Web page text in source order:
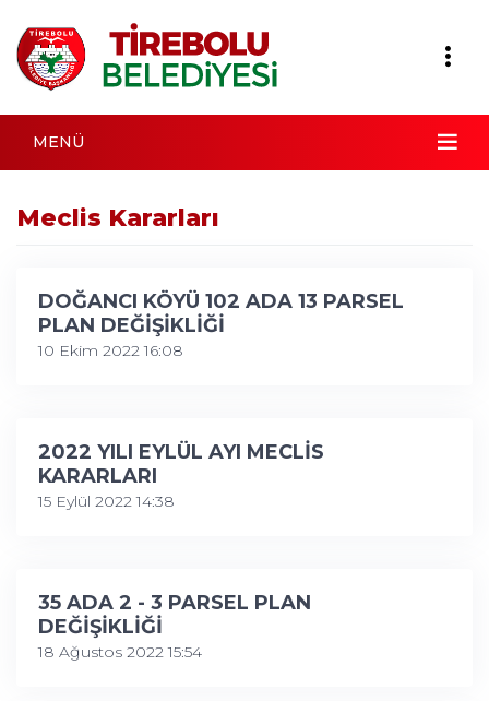
MENÜ
Meclis Kararları
DOĞANCI KÖYÜ 102 ADA 13 PARSEL
PLAN DEĞİŞİKLİĞİ
10 Ekim 2022 16:08
2022 YILI EYLÜL AYI MECLİS
KARARLARI
15 Eylül 2022 14:38
35 ADA 2 - 3 PARSEL PLAN
DEĞİŞİKLİĞİ
18 Ağustos 2022 15:54